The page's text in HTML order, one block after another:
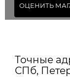
ОЦЕНИТЬ
Точные
СПб,